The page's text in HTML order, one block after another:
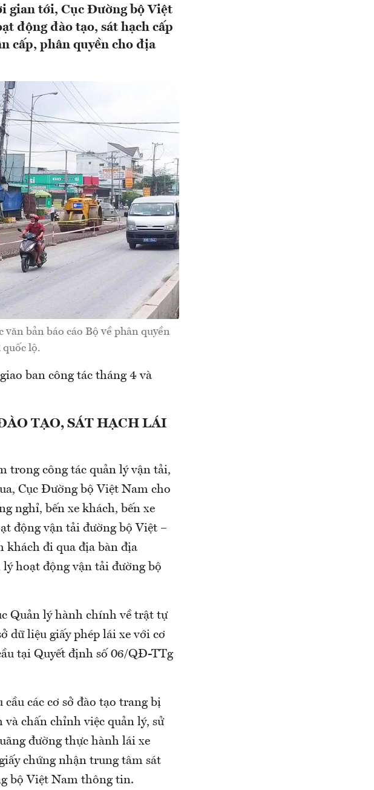
gian tới, Cục Đường bộ Việt
động đào tạo, sát hạch cấp
cấp, phân quyền cho địa
bản báo cáo Bộ về phân quyền
quốc lộ.
ban công tác tháng 4 và
TẠO, SÁT HẠCH LÁI
trong công tác quản lý vận tải,
Cục Đường bộ Việt Nam cho
nghỉ, bến xe khách, bến xe
động vận tải đường bộ Việt –
khách đi qua địa bàn địa
hoạt động vận tải đường bộ
Quản lý hành chính về trật tự
dữ liệu giấy phép lái xe với cơ
tại Quyết định số 06/QĐ-TTg
các cơ sở đào tạo trang bị
chấn chỉnh việc quản lý, sử
đường thực hành lái xe
chứng nhận trung tâm sát
bộ Việt Nam thông tin.